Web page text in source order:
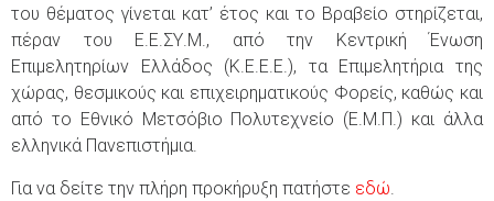
του θέματος γίνεται κατ’ έτος και το Βραβείο στηρίζεται,
πέραν του Ε.Ε.ΣΥ.Μ., από την Κεντρική Ένωση
Επιμελητηρίων Ελλάδος (Κ.Ε.Ε.Ε.), τα Επιμελητήρια της
χώρας, θεσμικούς και επιχειρηματικούς Φορείς, καθώς και
από το Εθνικό Μετσόβιο Πολυτεχνείο (Ε.Μ.Π.) και άλλα
ελληνικά Πανεπιστήμια.
Για να δείτε την πλήρη προκήρυξη πατήστε εδώ